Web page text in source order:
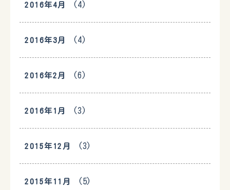
2016年4月 (4)
2016年3月 (4)
2016年2月 (6)
2016年1月 (3)
2015年12月 (3)
2015年11月 (5)